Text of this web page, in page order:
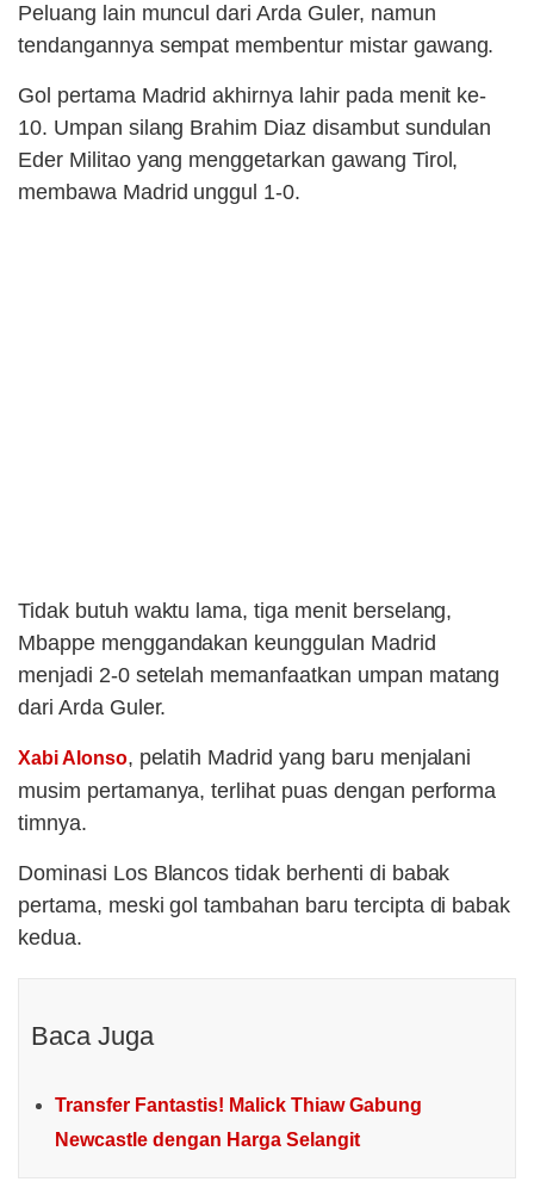
Peluang lain muncul dari Arda Guler, namun
tendangannya sempat membentur mistar gawang.
Gol pertama Madrid akhirnya lahir pada menit ke-
10. Umpan silang Brahim Diaz disambut sundulan
Eder Militao yang menggetarkan gawang Tirol,
membawa Madrid unggul 1-0.
Tidak butuh waktu lama, tiga menit berselang,
Mbappe menggandakan keunggulan Madrid
menjadi 2-0 setelah memanfaatkan umpan matang
dari Arda Guler.
Xabi Alonso, pelatih Madrid yang baru menjalani
musim pertamanya, terlihat puas dengan performa
timnya.
Dominasi Los Blancos tidak berhenti di babak
pertama, meski gol tambahan baru tercipta di babak
kedua.
Baca Juga
Transfer Fantastis! Malick Thiaw Gabung
Newcastle dengan Harga Selangit